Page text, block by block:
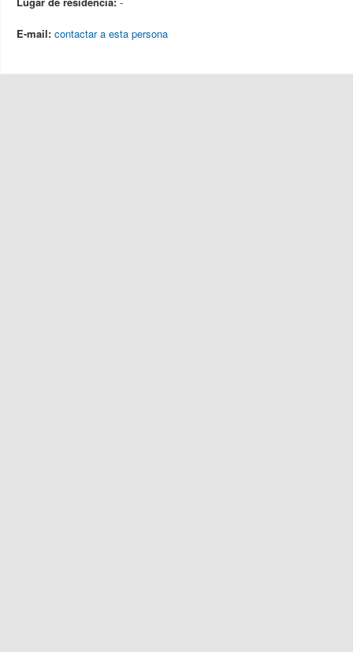
E-mail: contactar a esta persona